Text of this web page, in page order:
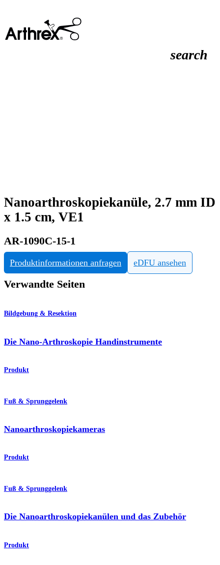
search
Nanoarthroskopiekanüle, 2.7 mm ID
x 1.5 cm, VE1
AR-1090C-15-1
Produktinformationen anfragen eDFU ansehen
Verwandte Seiten
Bildgebung & Resektion
Die Nano-Arthroskopie Handinstrumente
Produkt
Fuß & Sprunggelenk
Nanoarthroskopiekameras
Produkt
Fuß & Sprunggelenk
Die Nanoarthroskopiekanülen und das Zubehör
Produkt